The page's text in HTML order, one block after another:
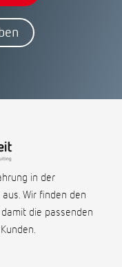
in der
Wir finden den
die passenden